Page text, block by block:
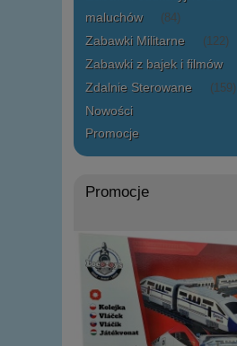
maluchów
(84)
Zabawki Militarne (122)
Zabawki z bajek i filmów
Zdalnie Sterowane (159)
Nowości
Promocje
Promocje